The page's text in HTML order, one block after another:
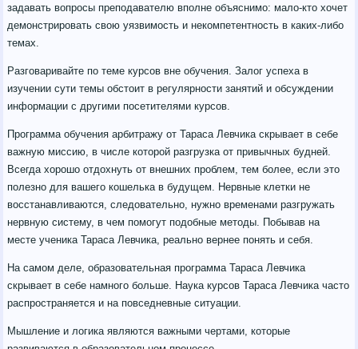
задавать вопросы преподавателю вполне объяснимо: мало-кто хочет
демонстрировать свою уязвимость и некомпетентность в каких-либо
темах.
Разговаривайте по теме курсов вне обучения. Залог успеха в
изучении сути темы обстоит в регулярности занятий и обсуждении
информации с другими посетителями курсов.
Программа обучения арбитражу от Тараса Левчика скрывает в себе
важную миссию, в числе которой разгрузка от привычных будней.
Всегда хорошо отдохнуть от внешних проблем, тем более, если это
полезно для вашего кошелька в будущем. Нервные клетки не
восстанавливаются, следовательно, нужно временами разгружать
нервную систему, в чем помогут подобные методы. Побывав на
месте ученика Тараса Левчика, реально вернее понять и себя.
На самом деле, образовательная программа Тараса Левчика
скрывает в себе намного больше. Наука курсов Тараса Левчика часто
распространяется и на повседневные ситуации.
Мышление и логика являются важными чертами, которые